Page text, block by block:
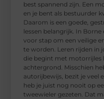
best spannend zijn. Een
en je bent als bestuurder
Daarom is een goede,
lessen belangrijk. In
voor stap om een veilige
te worden. Leren rijden in
die begint met motorrijles
achtergrond. Misschien
autorijbewijs, bezit je veel
heb je juist nog nooit op
tweewieler gezeten. Dat